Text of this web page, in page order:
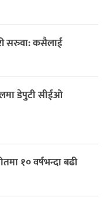
सरुवा: कसैलाई
डेपुटी सीईओ
१० वर्षभन्दा बढी